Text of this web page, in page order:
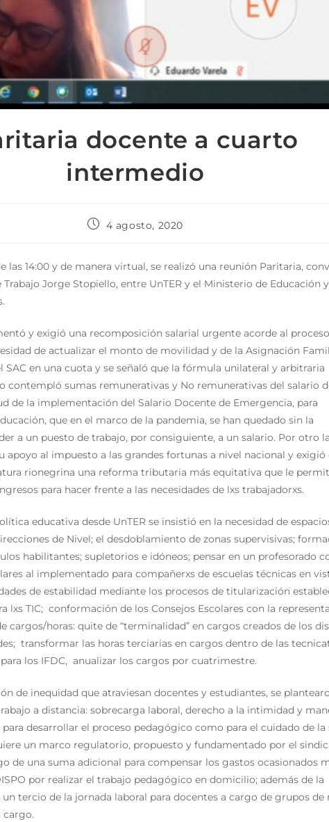
docente a cuarto
intermedio
4 agosto, 2020
las 14:00 y de manera virtual, se realizó una reunión Paritaria,
Jorge Stopiello, entre UnTER y el Ministerio de Educación y
y exigió una recomposición salarial urgente acorde al proceso
de actualizar el monto de movilidad y de la Asignación
SAC en una cuota y se señaló que la fórmula unilateral y arbitraria
contempló sumas remunerativas y No remunerativas del salario
de la implementación del Salario Docente de Emergencia, para
que en el marco de la pandemia, se han quedado sin la
a un puesto de trabajo, por consiguiente, a un salario. Por otro
apoyo al impuesto a las grandes fortunas a nivel nacional y exigió
rionegrina una reforma tributaria más equitativa que le
para hacer frente a las necesidades de lxs trabajadorxs.
educativa desde UnTER se insistió en la necesidad de
de Nivel; el desdoblamiento de zonas supervisivas;
habilitantes; supletorios e idóneos; pensar en un profesorado
al implementado para compañerxs de escuelas técnicas en
de estabilidad mediante los procesos de titularización
lxs TIC; conformación de los Consejos Escolares con la
cargos/horas: quite de “terminalidad” en cargos creados de los
transformar las horas terciarias en cargos dentro de las
los IFDC, anualizar los cargos por cuatrimestre.
de inequidad que atraviesan docentes y estudiantes, se
a distancia: sobrecarga laboral, derecho a la intimidad y
desarrollar el proceso pedagógico como para el cuidado de la
un marco regulatorio, propuesto y fundamentado por el
de una suma adicional para compensar los gastos ocasionados
por realizar el trabajo pedagógico en domicilio; además de la
tercio de la jornada laboral para docentes a cargo de grupos de
cargo.